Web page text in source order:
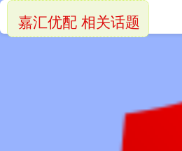
嘉汇优配 相关话题